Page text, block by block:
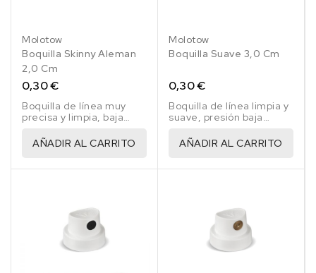
Molotow
Boquilla Skinny Aleman
2,0 Cm
0,30 €
Boquilla de línea muy
precisa y limpia, baja
amarillo/negro
AÑADIR AL CARRITO
Molotow
Boquilla Suave 3,0 Cm
0,30 €
Boquilla de línea limpia y
suave, presión baja
AÑADIR AL CARRITO